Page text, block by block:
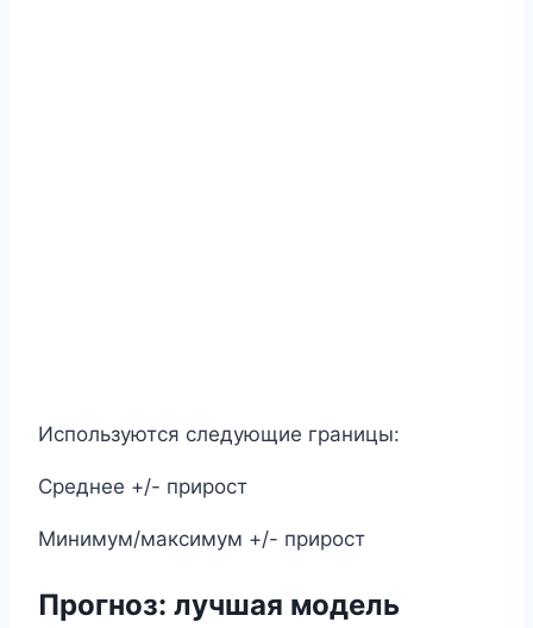
Используются следующие границы:
Среднее +/- прирост
Минимум/максимум +/- прирост
Прогноз: лучшая модель